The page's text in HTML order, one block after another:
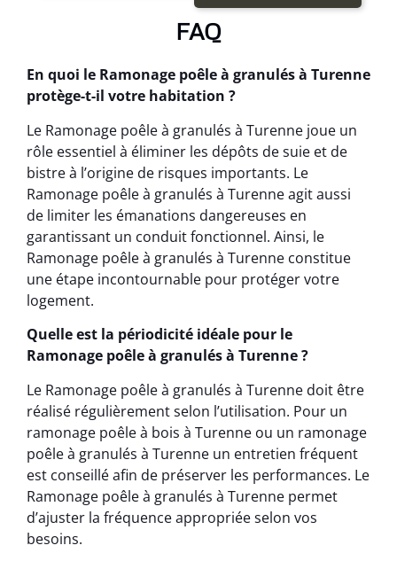
FAQ
En quoi le Ramonage poêle à granulés à Turenne
protège-t-il votre habitation ?
Le Ramonage poêle à granulés à Turenne joue un
rôle essentiel à éliminer les dépôts de suie et de
bistre à l’origine de risques importants. Le
Ramonage poêle à granulés à Turenne agit aussi
de limiter les émanations dangereuses en
garantissant un conduit fonctionnel. Ainsi, le
Ramonage poêle à granulés à Turenne constitue
une étape incontournable pour protéger votre
logement.
Quelle est la périodicité idéale pour le
Ramonage poêle à granulés à Turenne ?
Le Ramonage poêle à granulés à Turenne doit être
réalisé régulièrement selon l’utilisation. Pour un
ramonage poêle à bois à Turenne ou un ramonage
poêle à granulés à Turenne un entretien fréquent
est conseillé afin de préserver les performances. Le
Ramonage poêle à granulés à Turenne permet
d’ajuster la fréquence appropriée selon vos
besoins.